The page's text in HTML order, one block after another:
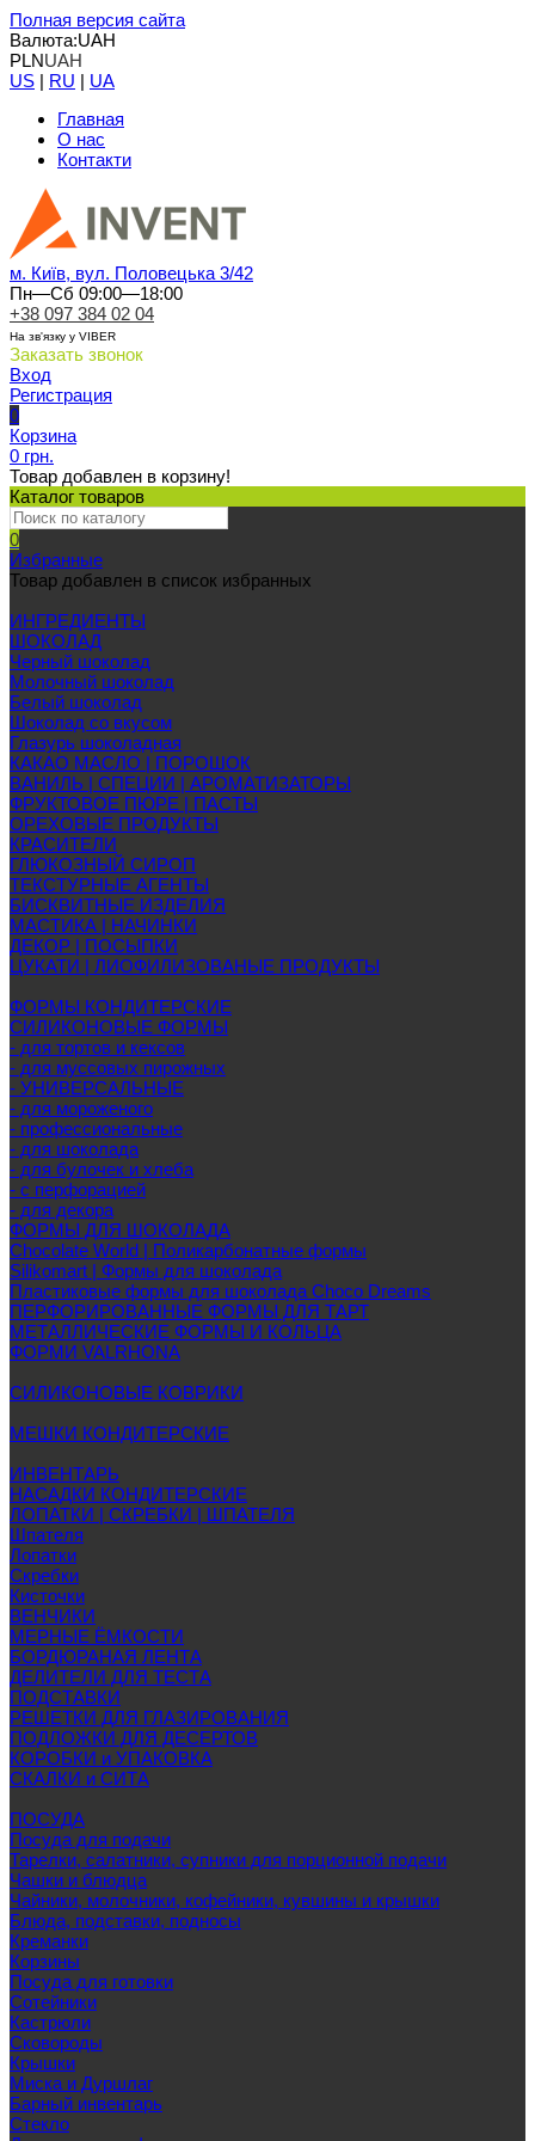
Полная версия сайта
Валюта:UAH
PLNUAH
US | RU | UA
Главная
О нас
Контакти
м. Київ, вул. Половецька 3/42
Пн—Сб 09:00—18:00
+38 097 384 02 04
На зв'язку у VIBER
Заказать звонок
Вход
Регистрация
0
Корзина
0 грн.
Товар добавлен в корзину!
Каталог товаров
0
Избранные
Товар добавлен в список избранных
ИНГРЕДИЕНТЫ
ШОКОЛАД
Черный шоколад
Молочный шоколад
Белый шоколад
Шоколад со вкусом
Глазурь шоколадная
КАКАО МАСЛО | ПОРОШОК
ВАНИЛЬ | СПЕЦИИ | АРОМАТИЗАТОРЫ
ФРУКТОВОЕ ПЮРЕ | ПАСТЫ
ОРЕХОВЫЕ ПРОДУКТЫ
КРАСИТЕЛИ
ГЛЮКОЗНЫЙ СИРОП
ТЕКСТУРНЫЕ АГЕНТЫ
БИСКВИТНЫЕ ИЗДЕЛИЯ
МАСТИКА | НАЧИНКИ
ДЕКОР | ПОСЫПКИ
ЦУКАТИ | ЛИОФИЛИЗОВАНЫЕ ПРОДУКТЫ
ФОРМЫ КОНДИТЕРСКИЕ
СИЛИКОНОВЫЕ ФОРМЫ
- для тортов и кексов
- для муссовых пирожных
- УНИВЕРСАЛЬНЫЕ
- для мороженого
- профессиональные
- для шоколада
- для булочек и хлеба
- с перфорацией
- для декора
ФОРМЫ ДЛЯ ШОКОЛАДА
Chocolate World | Поликарбонатные формы
Silikomart | Формы для шоколада
Пластиковые формы для шоколада Choco Dreams
ПЕРФОРИРОВАННЫЕ ФОРМЫ ДЛЯ ТАРТ
МЕТАЛЛИЧЕСКИЕ ФОРМЫ И КОЛЬЦА
ФОРМИ VALRHONA
СИЛИКОНОВЫЕ КОВРИКИ
МЕШКИ КОНДИТЕРСКИЕ
ИНВЕНТАРЬ
НАСАДКИ КОНДИТЕРСКИЕ
ЛОПАТКИ | СКРЕБКИ | ШПАТЕЛЯ
Шпателя
Лопатки
Скребки
Кисточки
ВЕНЧИКИ
МЕРНЫЕ ЁМКОСТИ
БОРДЮРАНАЯ ЛЕНТА
ДЕЛИТЕЛИ ДЛЯ ТЕСТА
ПОДСТАВКИ
РЕШЕТКИ ДЛЯ ГЛАЗИРОВАНИЯ
ПОДЛОЖКИ ДЛЯ ДЕСЕРТОВ
КОРОБКИ и УПАКОВКА
СКАЛКИ и СИТА
ПОСУДА
Посуда для подачи
Тарелки, салатники, супники для порционной подачи
Чашки и блюдца
Чайники, молочники, кофейники, кувшины и крышки
Блюда, подставки, подносы
Креманки
Корзины
Посуда для готовки
Сотейники
Кастрюли
Сковороды
Крышки
Миска и Дуршлаг
Барный инвентарь
Стекло